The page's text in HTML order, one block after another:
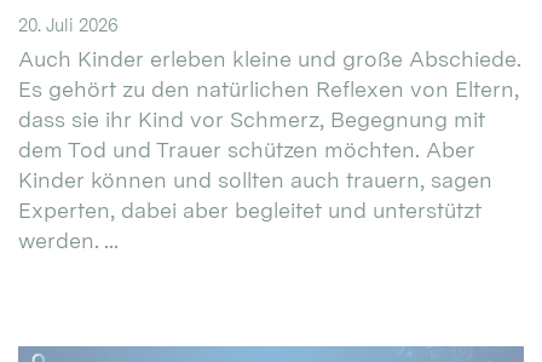
20. Juli 2026
Auch Kinder erleben kleine und große Abschiede.
Es gehört zu den natürlichen Reflexen von Eltern,
dass sie ihr Kind vor Schmerz, Begegnung mit
dem Tod und Trauer schützen möchten. Aber
Kinder können und sollten auch trauern, sagen
Experten, dabei aber begleitet und unterstützt
werden. ...